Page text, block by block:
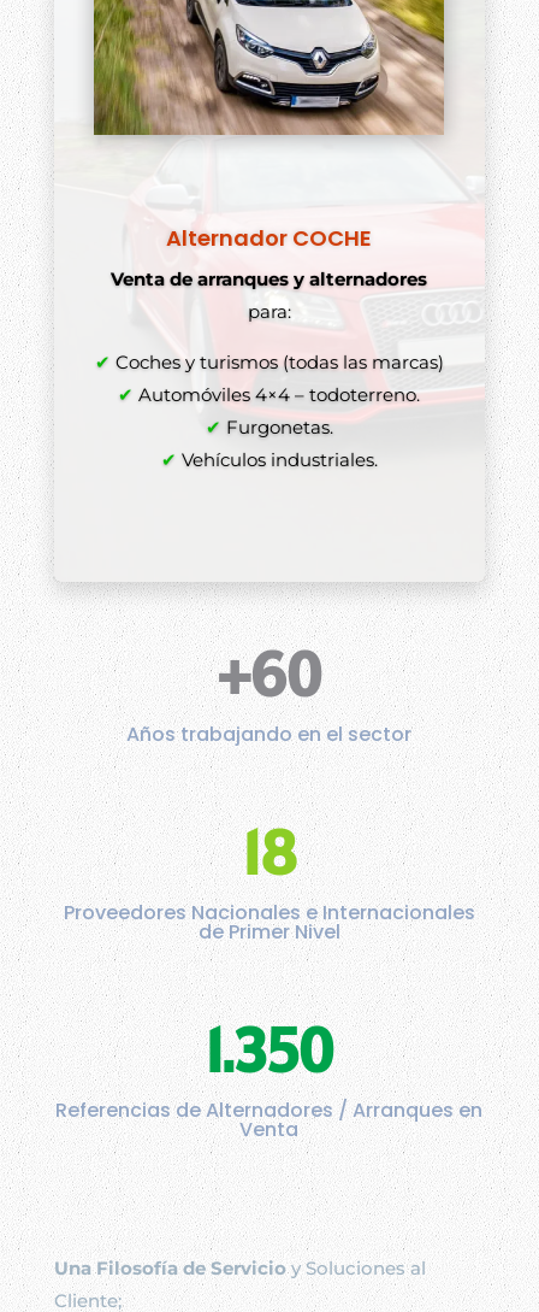
Alternador COCHE
Venta de arranques y alternadores
para:
✔ Coches y turismos (todas las marcas)
✔ Automóviles 4×4 – todoterreno.
✔ Furgonetas.
✔ Vehículos industriales.
+60
Años trabajando en el sector
18
Proveedores Nacionales e Internacionales
de Primer Nivel
1.350
Referencias de Alternadores / Arranques en
Venta
Una Filosofía de Servicioy Soluciones al
Cliente;